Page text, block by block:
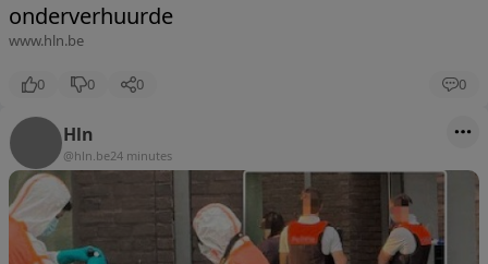
onderverhuurde
www.hln.be
0 0 0 0
Hln
@hln.be24 minutes